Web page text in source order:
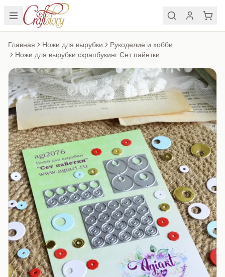
Главная Ножи для вырубки
Рукоделие и хобби
Ножи для вырубки скрапбукинг Сет пайетки